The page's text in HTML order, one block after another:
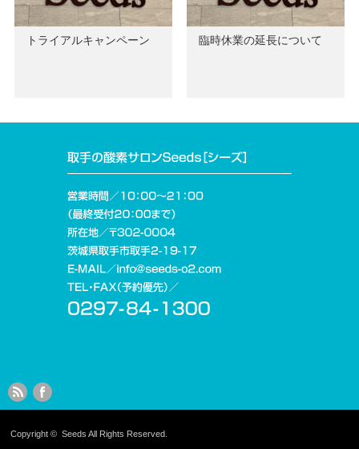
トライアルキャンペーン 臨時休業の延長について
Copyright ©Seeds All Rights Reserved.